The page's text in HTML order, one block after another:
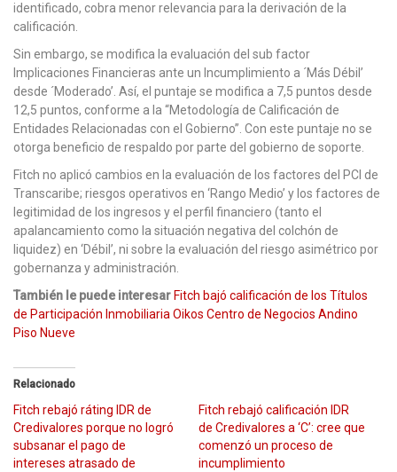
identificado, cobra menor relevancia para la derivación de la
calificación.
Sin embargo, se modifica la evaluación del sub factor
Implicaciones Financieras ante un Incumplimiento a ´Más Débil’
desde ´Moderado’. Así, el puntaje se modifica a 7,5 puntos desde
12,5 puntos, conforme a la “Metodología de Calificación de
Entidades Relacionadas con el Gobierno”. Con este puntaje no se
otorga beneficio de respaldo por parte del gobierno de soporte.
Fitch no aplicó cambios en la evaluación de los factores del PCI de
Transcaribe; riesgos operativos en ‘Rango Medio’ y los factores de
legitimidad de los ingresos y el perfil financiero (tanto el
apalancamiento como la situación negativa del colchón de
liquidez) en ‘Débil’, ni sobre la evaluación del riesgo asimétrico por
gobernanza y administración.
También le puede interesar Fitch bajó calificación de los Títulos
de Participación Inmobiliaria Oikos Centro de Negocios Andino
Piso Nueve
Relacionado
Fitch rebajó ráting IDR de
Credivalores porque no logró
subsanar el pago de
intereses atrasado de
Fitch rebajó calificación IDR
de Credivalores a ‘C’: cree que
comenzó un proceso de
incumplimiento